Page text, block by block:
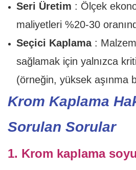
Seri Üretim : Ölçek
maliyetleri %20-30
Seçici Kaplama:
sağlamak için yalnızca
(örneğin, yüksek aşınma
Krom Kaplama
Sorulan Sorular
1. Krom kaplama